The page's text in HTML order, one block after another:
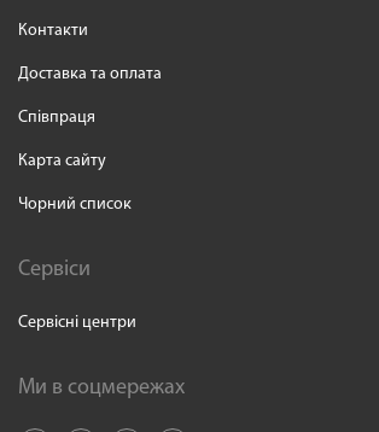
Контакти
Доставка та оплата
Співпраця
Карта сайту
Чорний список
Сервіси
Сервісні центри
Ми в соцмережах